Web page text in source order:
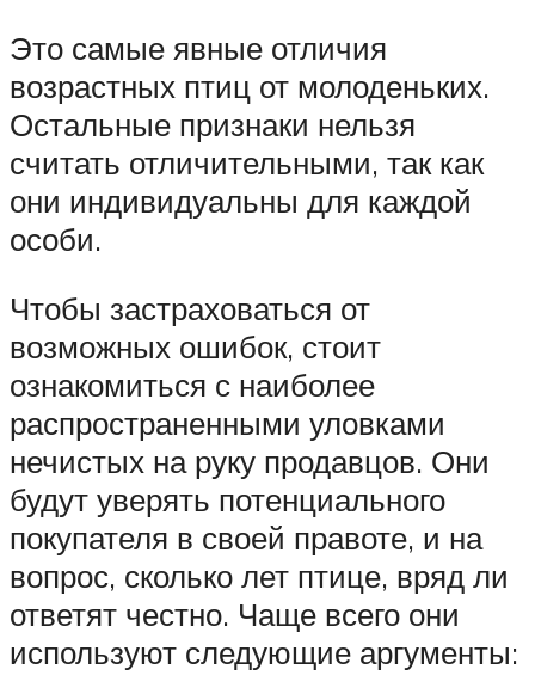
Это самые явные отличия
возрастных птиц от молоденьких.
Остальные признаки нельзя
считать отличительными, так как
они индивидуальны для каждой
особи.
Чтобы застраховаться от
возможных ошибок, стоит
ознакомиться с наиболее
распространенными уловками
нечистых на руку продавцов. Они
будут уверять потенциального
покупателя в своей правоте, и на
вопрос, сколько лет птице, вряд ли
ответят честно. Чаще всего они
используют следующие аргументы: